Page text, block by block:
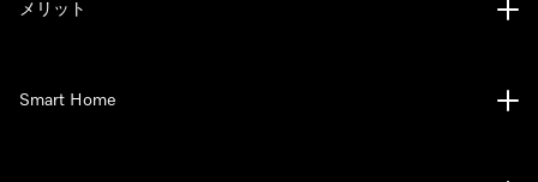
メリット
Smart Home